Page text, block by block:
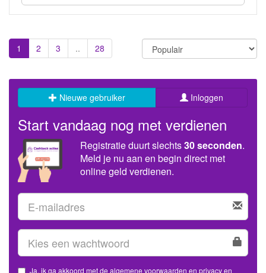
1 2 3 .. 28
Nieuwe gebruiker Inloggen
Start vandaag nog met verdienen
Registratie duurt slechts30 seconden.
Meld je nu aan en begin direct met
online geld verdienen.
Ja, ik ga akkoord met de algemene voorwaarden en privacy en